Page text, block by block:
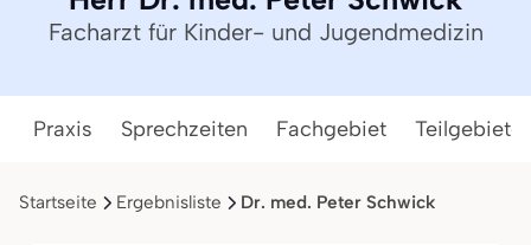
Facharzt für Kinder- und Jugendmedizin
Praxis Sprechzeiten Fachgebiet Teilgebiete
Startseite Ergebnisliste Dr. med. Peter Schwick